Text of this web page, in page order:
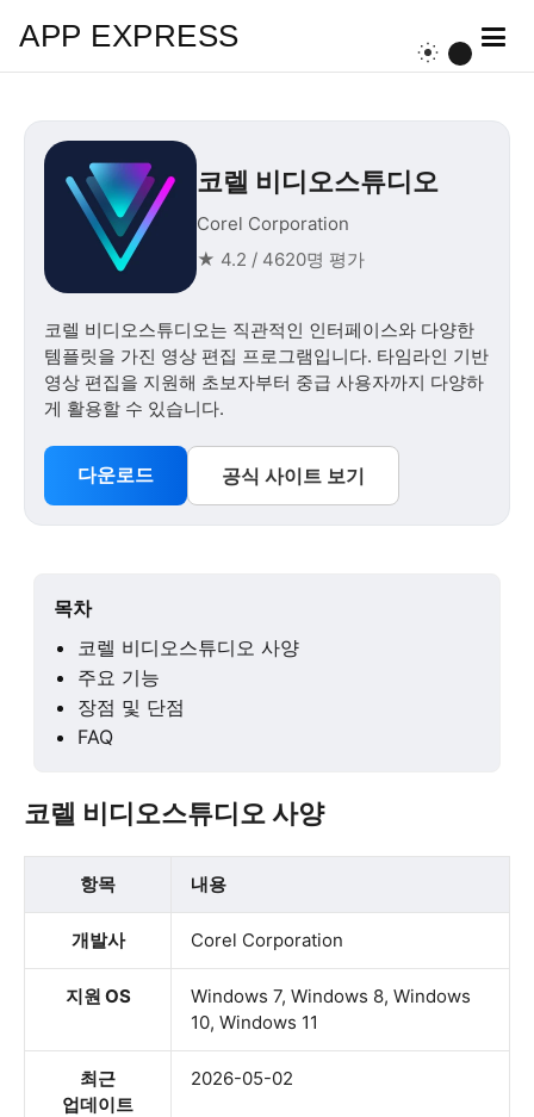
APP EXPRESS
코렐 비디오스튜디오
Corel Corporation
★ 4.2 / 4620명 평가
코렐 비디오스튜디오는 직관적인 인터페이스와 다양한
템플릿을 가진 영상 편집 프로그램입니다. 타임라인 기반
영상 편집을 지원해 초보자부터 중급 사용자까지 다양하
게 활용할 수 있습니다.
다운로드 공식 사이트 보기
목차
코렐 비디오스튜디오 사양
주요 기능
장점 및 단점
FAQ
코렐 비디오스튜디오 사양
항목 내용
개발사 Corel Corporation
지원 OS
Windows 7, Windows 8, Windows
10, Windows 11
최근
업데이트
2026-05-02